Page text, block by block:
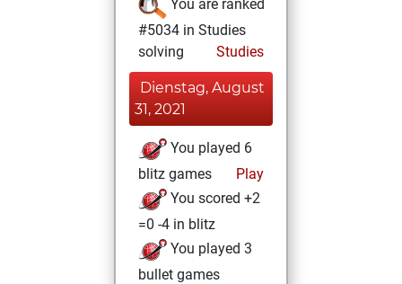
You are ranked
#5034 in Studies
solving
Studies
Dienstag, August
31, 2021
You played 6
blitz games
Play
You scored +2
=0 -4 in blitz
You played 3
bullet games